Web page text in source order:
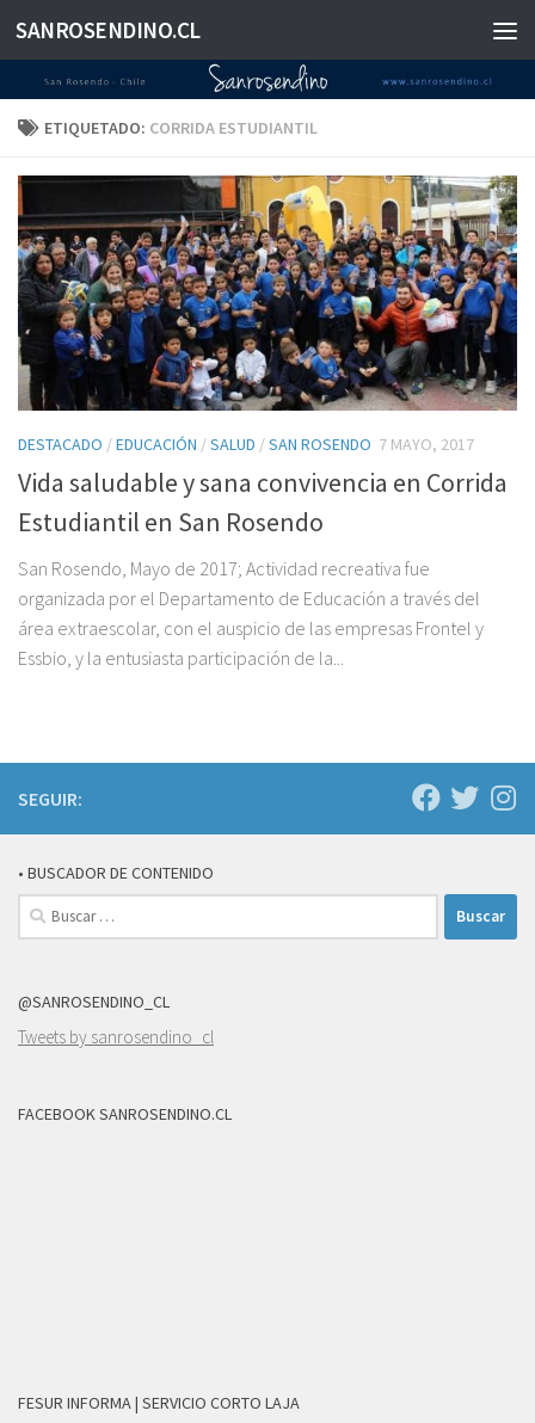
Saltar al contenido
SANROSENDINO.CL
ETIQUETADO: CORRIDA ESTUDIANTIL
DESTACADO /EDUCACIÓN /SALUD /SAN ROSENDO 7 MAYO, 2017
Vida saludable y sana convivencia en Corrida
Estudiantil en San Rosendo
San Rosendo, Mayo de 2017; Actividad recreativa fue
organizada por el Departamento de Educación a través del
área extraescolar, con el auspicio de las empresas Frontel y
Essbio, y la entusiasta participación de la...
SEGUIR:
• BUSCADOR DE CONTENIDO
Buscar:
@SANROSENDINO_CL
Tweets by sanrosendino_cl
FACEBOOK SANROSENDINO.CL
FESUR INFORMA | SERVICIO CORTO LAJA